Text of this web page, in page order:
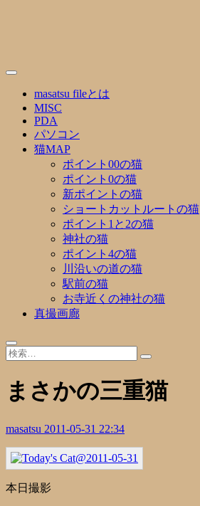
masatsu fileとは
MISC
PDA
パソコン
猫MAP
ポイント00の猫
ポイント0の猫
新ポイントの猫
ショートカットルートの猫
ポイント1と2の猫
神社の猫
ポイント4の猫
川沿いの道の猫
駅前の猫
お寺近くの神社の猫
真撮画廊
まさかの三重猫
masatsu 2011-05-31 22:34
本日撮影